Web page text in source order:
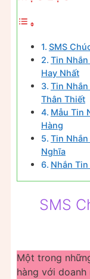
SMS
Tin
Hay Nhất
Tin
Thân Thiết
Mẫu Tin
Hàng
Tin
Nghĩa
Nhắn
SMS
Một trong
hàng với